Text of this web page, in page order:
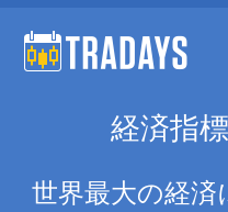
経済指
世界最大の経済